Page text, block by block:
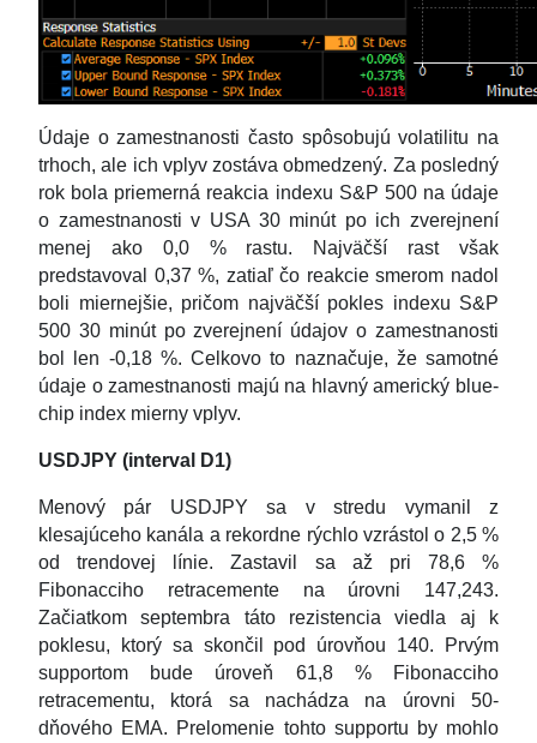
Údaje o zamestnanosti často spôsobujú volatilitu na
trhoch, ale ich vplyv zostáva obmedzený. Za posledný
rok bola priemerná reakcia indexu S&P 500 na údaje
o zamestnanosti v USA 30 minút po ich zverejnení
menej ako 0,0 % rastu. Najväčší rast však
predstavoval 0,37 %, zatiaľ čo reakcie smerom nadol
boli miernejšie, pričom najväčší pokles indexu S&P
500 30 minút po zverejnení údajov o zamestnanosti
bol len -0,18 %. Celkovo to naznačuje, že samotné
údaje o zamestnanosti majú na hlavný americký blue-
chip index mierny vplyv.
USDJPY (interval D1)
Menový pár USDJPY sa v stredu vymanil z
klesajúceho kanála a rekordne rýchlo vzrástol o 2,5 %
od trendovej línie. Zastavil sa až pri 78,6 %
Fibonacciho retracemente na úrovni 147,243.
Začiatkom septembra táto rezistencia viedla aj k
poklesu, ktorý sa skončil pod úrovňou 140. Prvým
supportom bude úroveň 61,8 % Fibonacciho
retracementu, ktorá sa nachádza na úrovni 50-
dňového EMA. Prelomenie tohto supportu by mohlo